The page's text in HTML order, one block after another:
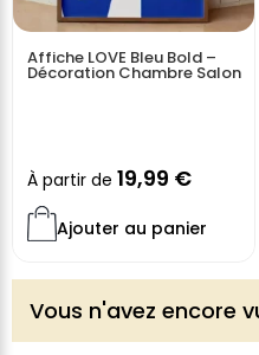
Affiche LOVE Bleu Bold –
Décoration Chambre Salon
À partir de 19,99 €
Ajouter au panier
Vous n'avez encore